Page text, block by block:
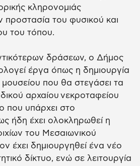
κληρονομιάς
προστασία του φυσικού και
του τόπου.
δράσεων, ο Δήμος
έργα όπως η δημιουργία
που θα στεγάσει τα
αρχαίου νεκροταφείου
που υπάρχει στο
ήδη έχει ολοκληρωθεί η
του Μεσαιωνικού
έχει δημιουργηθεί ένα νέο
δίκτυο, ενώ σε λειτουργία